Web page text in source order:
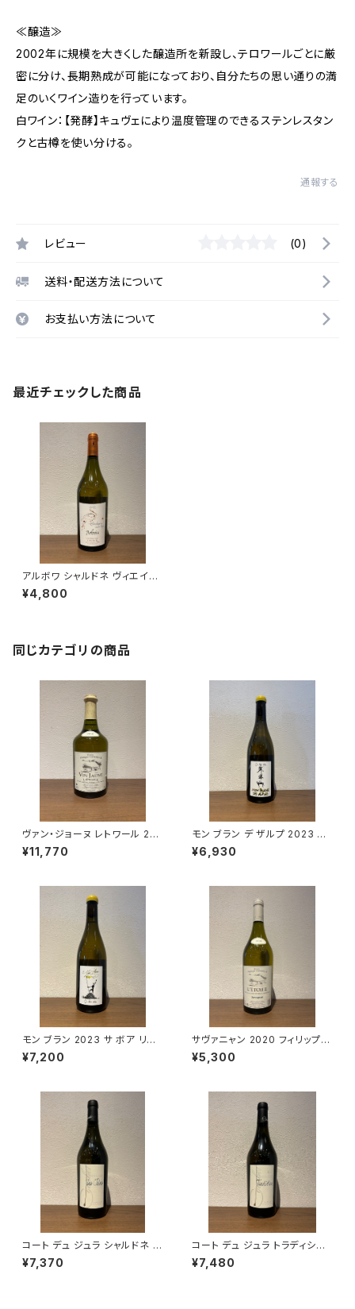
≪醸造≫
2002年に規模を大きくした醸造所を新設し、テロワールごとに厳
密に分け、長期熟成が可能になっており、自分たちの思い通りの満
足のいくワイン造りを行っています。
白ワイン：【発酵】キュヴェにより温度管理のできるステンレスタン
クと古樽を使い分ける。
通報する
レビュー (0)
送料・配送方法について
お支払い方法について
最近チェックした商品
アルボワ シャルドネ ヴィエイユ
ヴィーニュ 2022 ドメーヌ リジ
エ
¥4,800
同じカテゴリの商品
ヴァン・ジョーヌ レトワール 201
8 フィリップ・ヴァンデル
¥11,770
モン ブラン デ ザルプ 2023 サ
ボア リーブル
¥6,930
モン ブラン 2023 サ ボア リー
ブル
¥7,200
サヴァニャン 2020 フィリップ
ヴァンデル
¥5,300
コート デュ ジュラ シャルドネ レ
ズィル 2022 750ml クールベ
白ワイン フランス ジュラ
¥7,370
コート デュ ジュラ トラディショ
ン 2022 750ml クールベ 白ワ
イン フランス ジュラ
¥7,480